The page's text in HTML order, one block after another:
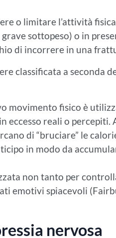
o limitare l’attività
sottopeso) o in
di incorrere in una
classificata a seconda
movimento fisico è
eccesso reali o
di “bruciare” le
in modo da
non tanto per
emotivi spiacevoli
nervosa